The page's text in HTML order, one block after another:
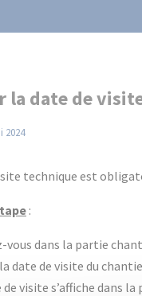
la date de
2024
technique est
:
vous dans la partie
date de visite du
de visite s’affiche dans